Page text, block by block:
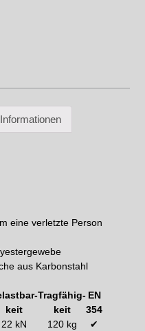
eine verletzte Person
aus Karbonstahl
keit
Tragfähig-
keit
EN
354
22 kN 120 kg ✔